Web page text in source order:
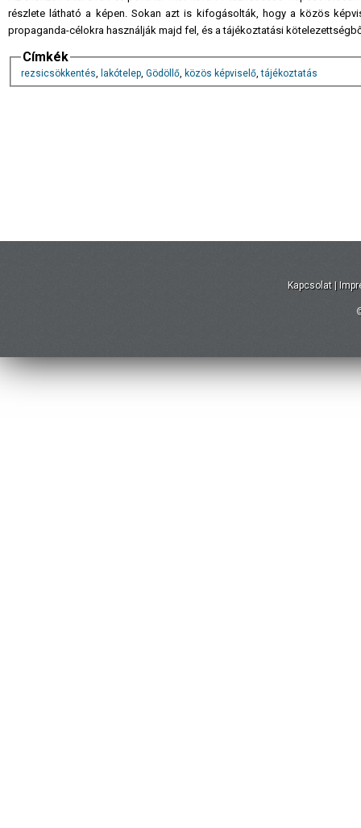
részlete látható a képen. Sokan azt is kifogásolták, hogy a közös
propaganda-célokra használják majd fel, és a tájékoztatási
Címkék
rezsicsökkentés, lakótelep, Gödöllő, közös képviselő,tájékoztatás
Kapcsolat |